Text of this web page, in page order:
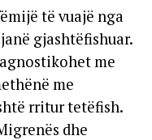
të vuajë nga
gjashtëfishuar.
me
me
rritur tetëfish.
dhe